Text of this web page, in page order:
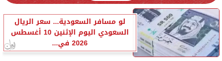
لو مسافر السعودية... سعر الريال
السعودي اليوم الإثنين 10 أغسطس
2026 في...